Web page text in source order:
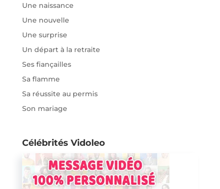
Une naissance
Une nouvelle
Une surprise
Un départ à la retraite
Ses fiançailles
Sa flamme
Sa réussite au permis
Son mariage
Célébrités Vidoleo